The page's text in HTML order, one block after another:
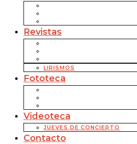
Revistas
LIRISMOS
Fototeca
Videoteca
JUEVES DE CONCIERTO
Contacto